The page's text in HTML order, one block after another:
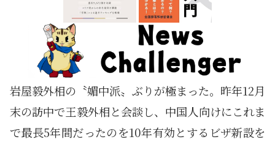
岩屋毅外相の〝媚中派〟ぶりが極まった。昨年12月
末の訪中で王毅外相と会談し、中国人向けにこれま
で最長5年間だったのを10年有効とするビザ新設を